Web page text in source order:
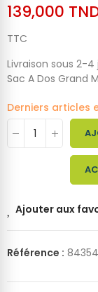
139,000
TTC
Livraison sous 2-4
Sac A Dos Grand
Derniers articles
Ajouter aux
Référence :